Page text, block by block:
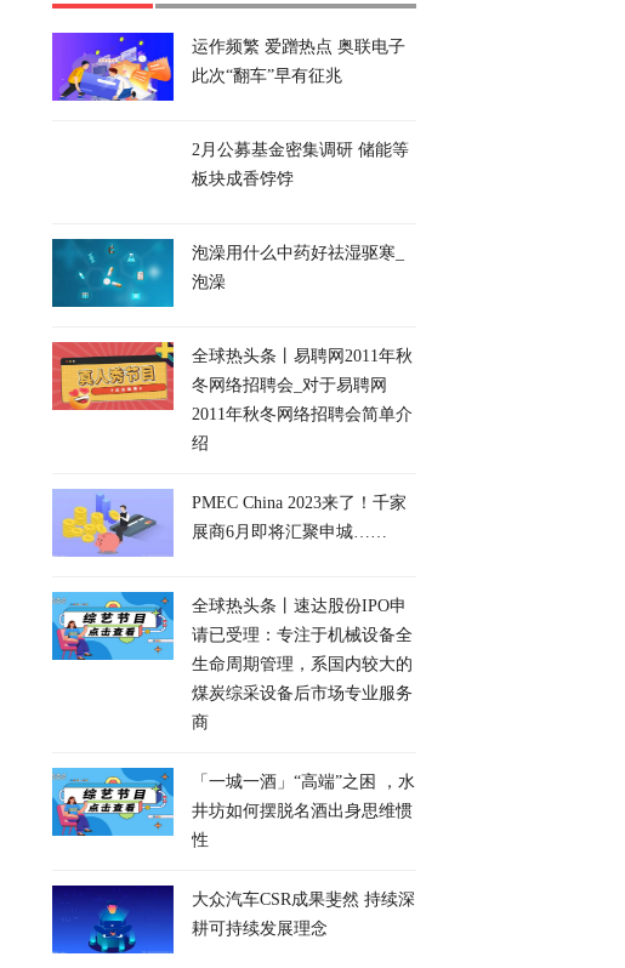
运作频繁 爱蹭热点 奥联电子
此次“翻车”早有征兆
2月公募基金密集调研 储能等
板块成香饽饽
泡澡用什么中药好祛湿驱寒_
泡澡
全球热头条丨易聘网2011年秋
冬网络招聘会_对于易聘网
2011年秋冬网络招聘会简单介
绍
PMEC China 2023来了！千家
展商6月即将汇聚申城……
全球热头条丨速达股份IPO申
请已受理：专注于机械设备全
生命周期管理，系国内较大的
煤炭综采设备后市场专业服务
商
「一城一酒」“高端”之困 ，水
井坊如何摆脱名酒出身思维惯
性
大众汽车CSR成果斐然 持续深
耕可持续发展理念